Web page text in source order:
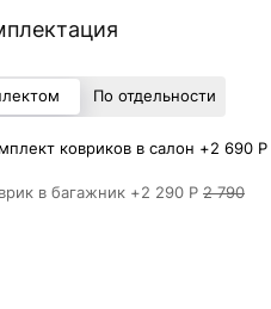
По отдельности
ковриков в салон +2 690 Р
в багажник +2 290 Р 2 790